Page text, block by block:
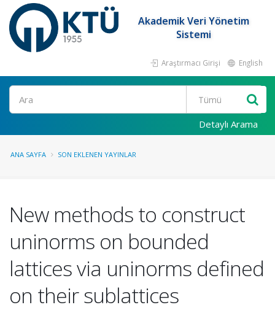
Akademik Veri Yönetim
Sistemi
Araştırmacı Girişi English
Ara
Detaylı Arama
ANA SAYFA SON EKLENEN YAYINLAR
New methods to construct
uninorms on bounded
lattices via uninorms defined
on their sublattices